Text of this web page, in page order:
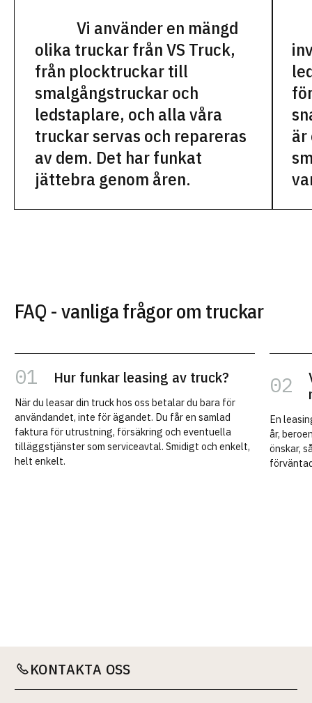
Vi använder en mängd
olika truckar från VS Truck,
från plocktruckar till
smalgångstruckar och
ledstaplare, och alla våra
truckar servas och repareras
av dem. Det har funkat
jättebra genom åren.
är
FAQ - vanliga frågor om truckar
Hur funkar leasing av truck?
När du leasar din truck hos oss betalar du bara för
användandet, inte för ägandet. Du får en samlad
faktura för utrustning, försäkring och eventuella
tilläggstjänster som serviceavtal. Smidigt och enkelt,
helt enkelt.
En
år,
önskar,
KONTAKTA OSS